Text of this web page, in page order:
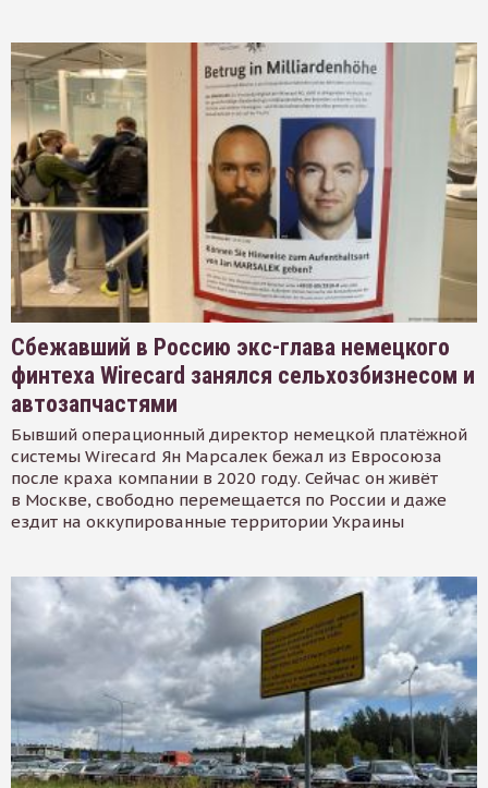
Сбежавший в Россию экс-глава немецкого
финтеха Wirecard занялся сельхозбизнесом и
автозапчастями
Бывший операционный директор немецкой платёжной
системы Wirecard Ян Марсалек бежал из Евросоюза
после краха компании в 2020 году. Сейчас он живёт
в Москве, свободно перемещается по России и даже
ездит на оккупированные территории Украины